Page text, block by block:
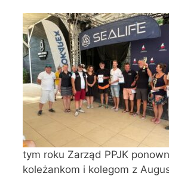
tym roku Zarząd PPJK
koleżankom i kolegom z